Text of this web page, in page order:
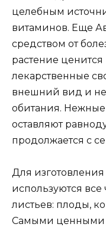
целебным
витаминов. Еще
средством от
растение ценится
лекарственные
внешний вид и
обитания.
оставляют
продолжается с
Для
используются все
листьев: плоды,
Самыми ценными